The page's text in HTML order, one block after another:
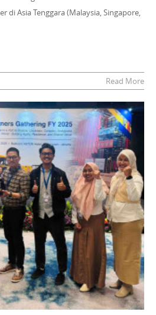
di Asia Tenggara (Malaysia, Singapore,
Read More